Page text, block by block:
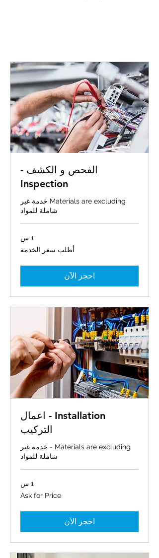
الفحص و الكشف -
Inspection
Materials are excluding خدمة غير
شاملة للمواد
1 س
أطلب سعر الخدمة
احجز الآن
Installation - اعمال
التركيب
Materials are excluding - خدمة غير
شاملة للمواد
1 س
Ask for Price
احجز الآن